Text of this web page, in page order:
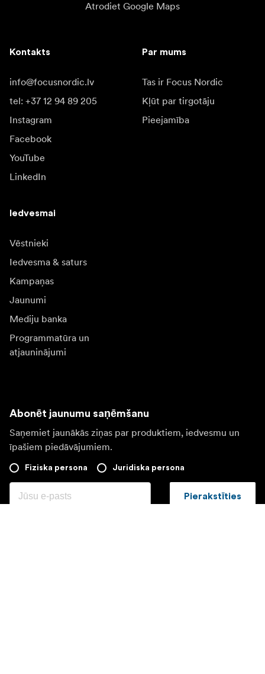
Atrodiet Google Maps
Kontakts
info@focusnordic.lv
tel: +37 12 94 89 205
Instagram
Facebook
YouTube
LinkedIn
Par mums
Tas ir Focus Nordic
Kļūt par tirgotāju
Pieejamība
Iedvesmai
Vēstnieki
Iedvesma & saturs
Kampaņas
Jaunumi
Mediju banka
Programmatūra un
atjauninājumi
Abonēt jaunumu saņēmšanu
Saņemiet jaunākās ziņas par produktiem, iedvesmu un
īpašiem piedāvājumiem.
Fiziska persona Juridiska persona
Pierakstīties